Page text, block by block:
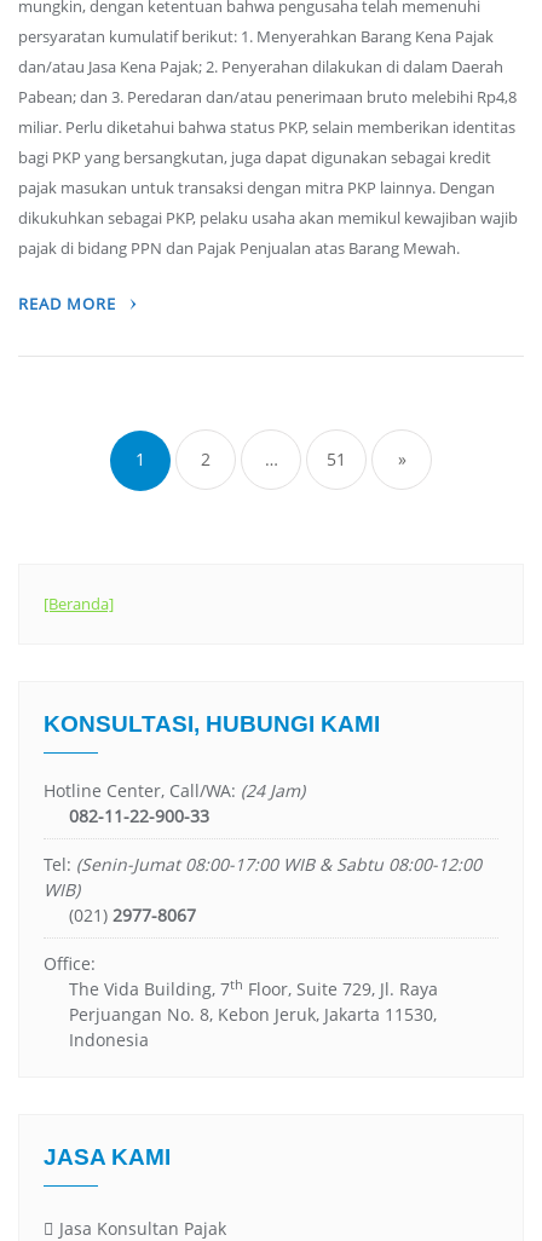
mungkin, dengan ketentuan bahwa pengusaha telah memenuhi
persyaratan kumulatif berikut: 1. Menyerahkan Barang Kena Pajak
dan/atau Jasa Kena Pajak; 2. Penyerahan dilakukan di dalam Daerah
Pabean; dan 3. Peredaran dan/atau penerimaan bruto melebihi Rp4,8
miliar. Perlu diketahui bahwa status PKP, selain memberikan identitas
bagi PKP yang bersangkutan, juga dapat digunakan sebagai kredit
pajak masukan untuk transaksi dengan mitra PKP lainnya. Dengan
dikukuhkan sebagai PKP, pelaku usaha akan memikul kewajiban wajib
pajak di bidang PPN dan Pajak Penjualan atas Barang Mewah.
READ MORE
navigation
1 2 … 51 »
[Beranda]
KONSULTASI, HUBUNGI KAMI
Hotline Center, Call/WA: (24 Jam)
082-11-22-900-33
Tel: (Senin-Jumat 08:00-17:00 WIB & Sabtu 08:00-12:00
WIB)
(021) 2977-8067
Office:
The Vida Building, 7th Floor, Suite 729, Jl. Raya
Perjuangan No. 8, Kebon Jeruk, Jakarta 11530,
Indonesia
JASA KAMI
Jasa Konsultan Pajak